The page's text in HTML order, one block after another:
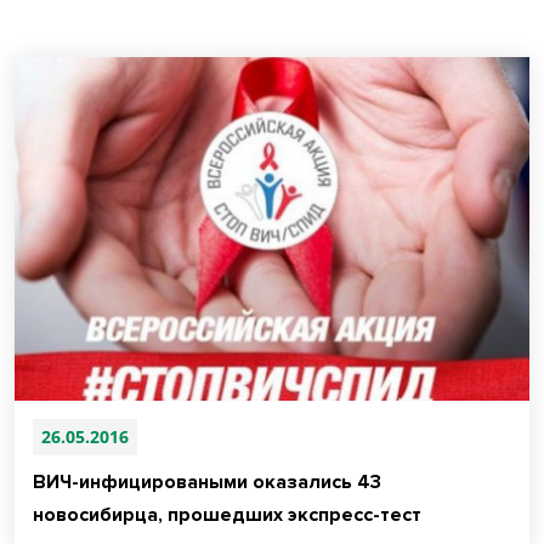
26.05.2016
ВИЧ-инфицироваными оказались 43
новосибирца, прошедших экспресс-тест